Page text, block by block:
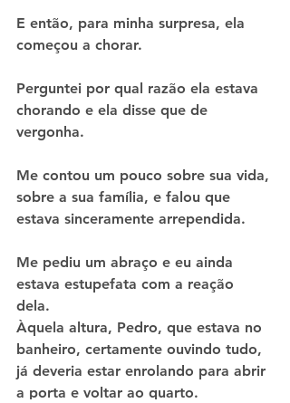
E então, para minha surpresa, ela
começou a chorar.
Perguntei por qual razão ela estava
chorando e ela disse que de
vergonha.
Me contou um pouco sobre sua vida,
sobre a sua família, e falou que
estava sinceramente arrependida.
Me pediu um abraço e eu ainda
estava estupefata com a reação
dela.
Àquela altura, Pedro, que estava no
banheiro, certamente ouvindo tudo,
já deveria estar enrolando para abrir
a porta e voltar ao quarto.